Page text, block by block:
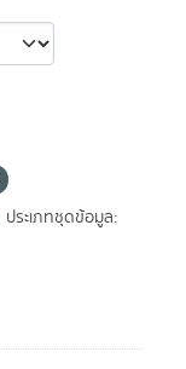
ประเภทชุดข้อมูล: